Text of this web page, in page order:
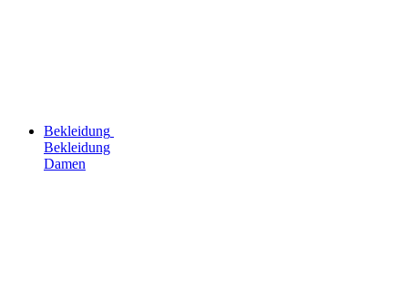
Bekleidung
Bekleidung
Damen